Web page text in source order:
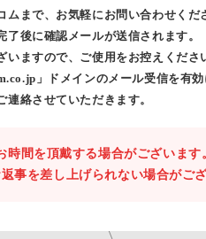
ムまで、お気軽にお問い合わせくだ
後に確認メールが送信されます。
ますので、ご使用をお控えくださ
」ドメインのメール受信を有効
絡させていただきます。
間を頂戴する場合がございます
事を差し上げられない場合がござ